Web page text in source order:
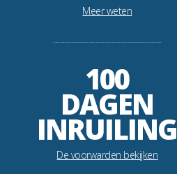
Meer weten
--------------------------------------------------------------------
100
DAGEN
INRUILING
De voorwarden bekijken